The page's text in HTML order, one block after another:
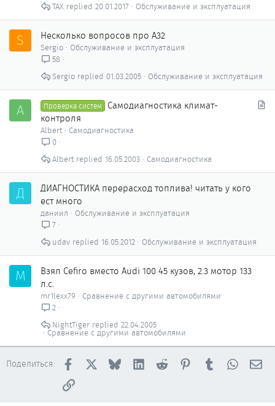
Обслуживание и эксплуатация
20.01.2017
ТАХ
S Несколько вопросов про А32
Sergio
Обслуживание и эксплуатация
58
Обслуживание и эксплуатация
01.03.2005
Sergio
A Проверка систем
Самодиагностика климат-
контроля
Albert
Самодиагностика
0
Самодиагностика
16.05.2003
Albert
Д
ДИАГНОСТИКА перерасход топлива! читать у кого
ест много
даниил
Обслуживание и эксплуатация
7
Обслуживание и эксплуатация
16.05.2012
udav
M
Взял Cefiro вместо Audi 100 45 кузов, 2.3 мотор 133
л.с.
mr1lexx79
Сравнение с другими автомобилями
2
Сравнение с другими автомобилями
22.04.2005
NightTiger
Поделиться: Facebook BlueskyLinkedInReddit PinterestTumblr
Ссылка